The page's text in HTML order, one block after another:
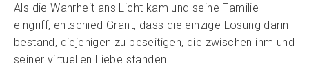
Als die Wahrheit ans Licht kam und seine Familie
eingriff, entschied Grant, dass die einzige Lösung darin
bestand, diejenigen zu beseitigen, die zwischen ihm und
seiner virtuellen Liebe standen.